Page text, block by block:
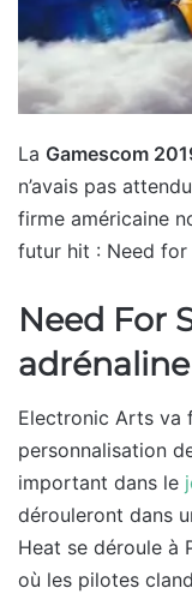
La Gamescom
n’avais pas
firme américaine
futur hit : Need for
Need For
adrénaline
Electronic Arts va
personnalisation
important dans le
dérouleront dans
Heat se déroule à
où les pilotes